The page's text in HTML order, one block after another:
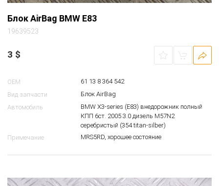
Блок AirBag BMW E83
19639523
3 $
OEM
61 13 8 364 542
Вид запчасти
Блок AirBag
Автомобиль
BMW X3-series (E83) внедорожник полный
КПП 6ст. 2005 3.0 дизель M57N2
серебристый (354 titan-silber)
Примечание
MRS5RD, хорошее состояние